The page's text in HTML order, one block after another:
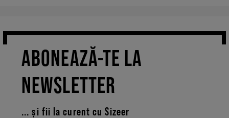
ABONEAZĂ-TE LA
NEWSLETTER
... și fii la curent cu Sizeer